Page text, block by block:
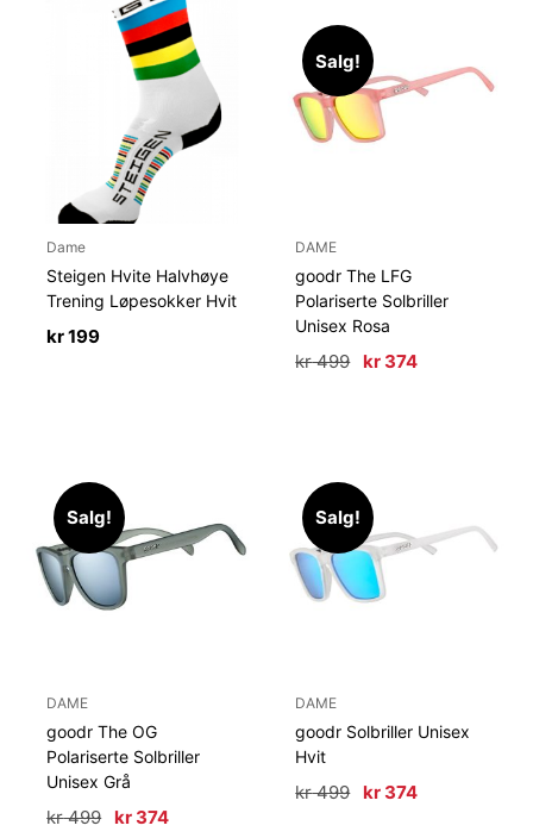
Dame
Steigen Hvite Halvhøye
Trening Løpesokker Hvit
kr199
Salg!
DAME
goodr The LFG
Polariserte Solbriller
Unisex Rosa
kr499 Opprinnelig
kr374Nåværende
Salg!
DAME
goodr The OG
Polariserte Solbriller
Unisex Grå
kr499 Opprinnelig
kr374Nåværende
Salg!
DAME
goodr Solbriller Unisex
Hvit
kr499 Opprinnelig
kr374Nåværende